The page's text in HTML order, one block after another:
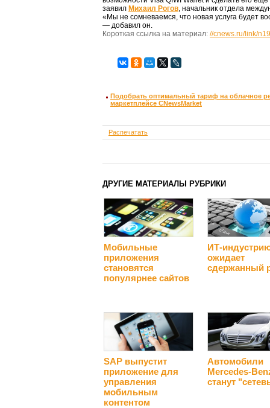
заявил Михаил Рогов , начальник отдела
«Мы не сомневаемся, что новая услуга будет
— добавил он.
Короткая ссылка на материал: //cnews.ru/link/
Подобрать оптимальный тариф на облачное
маркетплейсе CNewsMarket
Распечатать
ДРУГИЕ МАТЕРИАЛЫ РУБРИКИ
Мобильные
приложения
становятся
популярнее сайтов
ИТ-
ожидает
сдержанный
SAP выпустит
приложение для
управления
мобильным
контентом
Автомобили
Mercedes-
станут